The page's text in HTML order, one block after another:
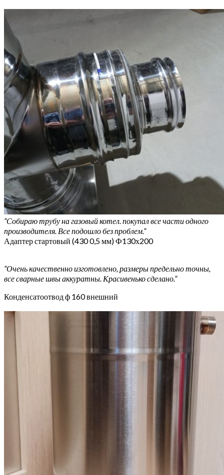
“Собираю трубу на газовый котел. покупал все части одного
производителя. Все подошло без проблем.”
Адаптер стартовый (430 0,5 мм) Ф130х200
“Очень качественно изготовлено, размеры предельно точны,
все сварные швы аккуратны. Красивенько сделано.”
Конденсатоотвод ф 160 внешний